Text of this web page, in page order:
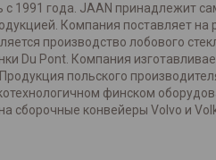
1991 года. JAAN принадлежит
Компания поставляет на
производство лобового
Du Pont. Компания
польского
финском
сборочные конвейеры Volvo и